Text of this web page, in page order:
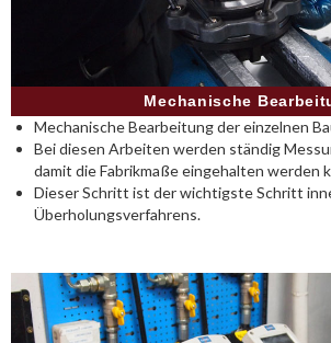
Mechanische
Mechanische Bearbeitung der einzelnen
Bei diesen Arbeiten werden ständig
damit die Fabrikmaße eingehalten werden
Dieser Schritt ist der wichtigste Schritt
Überholungsverfahrens.